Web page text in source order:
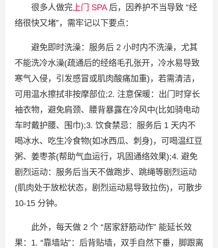
很多人做完上门 SPA后，因养护不当导致 “经
络很快又堵”，需牢记以下要点：
避免即时洗澡：服务后 2 小时内不洗澡，尤其
不能洗冷水澡(疏通后的经络毛孔张开，冷水易导致
寒气入侵，引发感冒或肌肉酸痛加重)，若需清洁，
可用温水擦拭非按摩部位;2. 注意保暖：出门时穿长
袖衣物，避免肩颈、腰背暴露在冷风中(比如骑电动
车时戴护腰、围巾);3. 饮食禁忌：服务后 1 天内不
喝冰水、吃生冷食物(如冰西瓜、刺身)，可喝温红豆
粥、姜枣茶(帮助气血运行，巩固通络效果);4. 避免
剧烈运动：服务后当天不做跑步、跳绳等剧烈运动
(肌肉处于放松状态，剧烈运动易导致拉伤)，可散步
10-15 分钟。
此外，每天做 2 个 “居家舒筋动作” 能延长效
果：1. “靠墙站”：后背贴墙，双手自然下垂，脚跟离